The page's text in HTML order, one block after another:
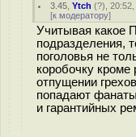
3.45 ,Ytch (?),
[к модератору]
Учитывая какое
подразделения,
поголовья не
коробочку кроме
отпущении
попадают
и гарантийных